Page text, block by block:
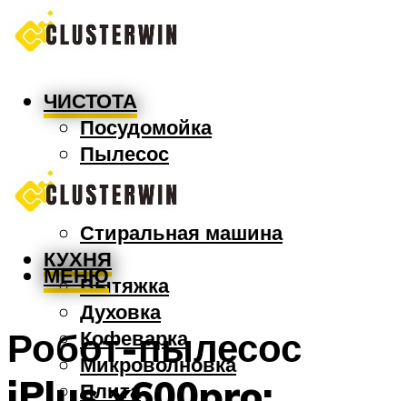
ЧИСТОТА
Посудомойка
Пылесос
Утюг
Швабра
Стиральная машина
КУХНЯ
Вытяжка
Духовка
Кофеварка
Микроволновка
Плита
МЕНЮ
Робот-пылесос